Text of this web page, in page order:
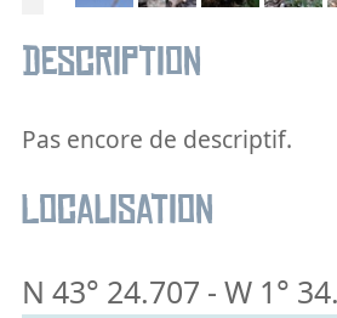
Description
Pas encore de descriptif.
Localisation
N 43° 24.707 - W 1°